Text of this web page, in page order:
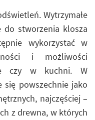
Wytrzymałe
do stworzenia klosza
wykorzystać w
i możliwości
czy w kuchni. W
się powszechnie jako
najczęściej –
z drewna, w których